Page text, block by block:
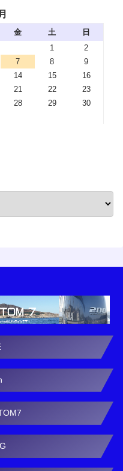
金 土
日
1
2
7 8
9
14 15
16
21 22
23
28 29
30